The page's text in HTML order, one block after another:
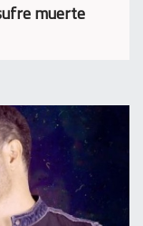
muerte